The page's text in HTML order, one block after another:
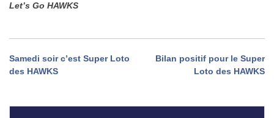
Let’s Go HAWKS
Navigation
l’article
Samedi soir c’est Super Loto
des HAWKS
Bilan positif pour le Super
Loto des HAWKS